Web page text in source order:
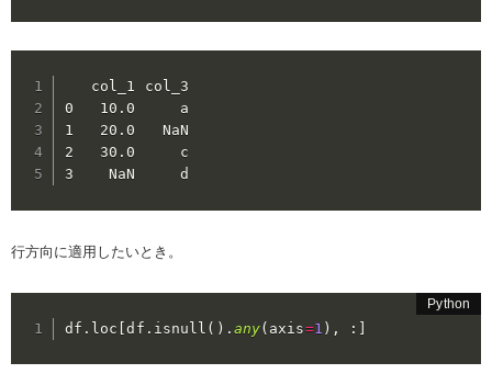
   col_1 col_3
0   10.0     a
1   20.0   NaN
2   30.0     c
3    NaN     d
行方向に適用したいとき。
df . loc [df . isnull ( ) . any( axis=1 ) , : ]